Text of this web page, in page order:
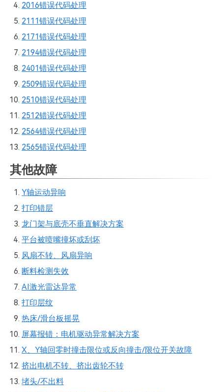
2016错误代码处理
2111错误代码处理
2171错误代码处理
2194错误代码处理
2401错误代码处理
2509错误代码处理
2510错误代码处理
2512错误代码处理
2564错误代码处理
2565错误代码处理
其他故障
Y轴运动异响
打印错层
龙门架与底壳不垂直解决方案
平台被喷嘴撞坏或刮坏
风扇不转、风扇异响
断料检测失效
AI激光雷达异常
打印层纹
热床/滑台板摇晃
屏幕报错：电机驱动异常解决方案
X、Y轴回零时撞击限位或反向撞击/限位开关故障
挤出电机不转、挤出齿轮不转
堵头/不出料